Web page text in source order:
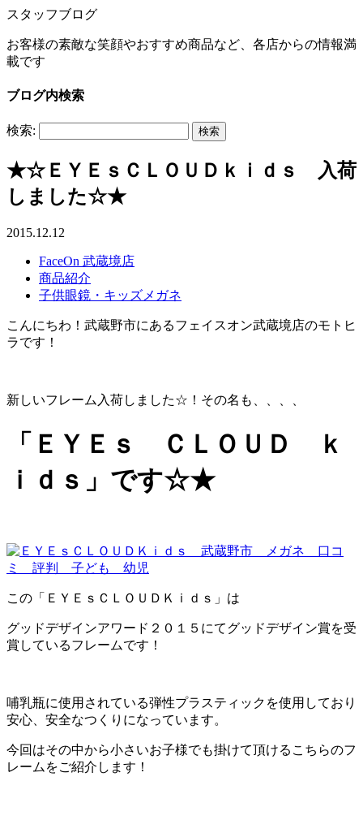
スタッフブログ
お客様の素敵な笑顔やおすすめ商品など、各店からの情報満
載です
ブログ内検索
検索:
★☆ＥＹＥｓＣＬＯＵＤｋｉｄｓ 入荷
しました☆★
2015.12.12
FaceOn 武蔵境店
商品紹介
子供眼鏡・キッズメガネ
こんにちわ！武蔵野市にあるフェイスオン武蔵境店のモトヒ
ラです！
新しいフレーム入荷しました☆！その名も、、、、
「ＥＹＥｓ ＣＬＯＵＤ ｋ
ｉｄｓ」です☆★
この「ＥＹＥｓＣＬＯＵＤＫｉｄｓ」は
グッドデザインアワード２０１５にてグッドデザイン賞を受
賞しているフレームです！
哺乳瓶に使用されている弾性プラスティックを使用しており
安心、安全なつくりになっています。
今回はその中から小さいお子様でも掛けて頂けるこちらのフ
レームをご紹介します！